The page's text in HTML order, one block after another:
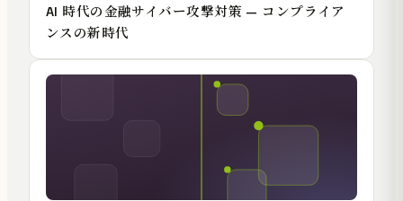
AI 時代の金融サイバー攻撃対策 — コンプライア
ンスの新時代